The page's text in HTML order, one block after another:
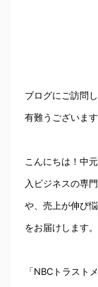
ブログにご訪問
有難うございます
こんにちは！中
入ビジネスの専
や、売上が伸び
をお届けします。
「NBCトラスト